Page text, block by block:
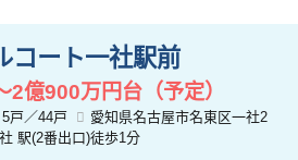
コート一社駅前
2億900万円台（予定）
5戸／44戸
愛知県名古屋市名東区一社2
駅(2番出口)徒歩1分